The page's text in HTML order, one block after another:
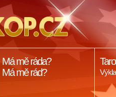
Má mě ráda?
Má mě rád?